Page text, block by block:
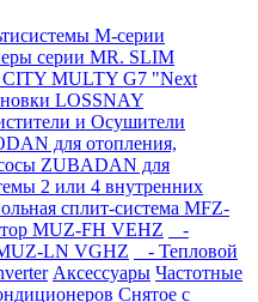
M-серии
серии MR. SLIM
CITY MULTY G7 "Next
LOSSNAY
и Осушители
для отопления,
ZUBADAN для
2 или 4 внутренних
сплит-система MFZ-
MUZ-FH VEHZ
-
LN VGHZ
- Тепловой
Аксесcуары Частотные
Снятое с